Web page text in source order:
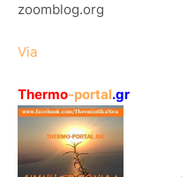
zoomblog.org
Via
Thermo-portal.gr